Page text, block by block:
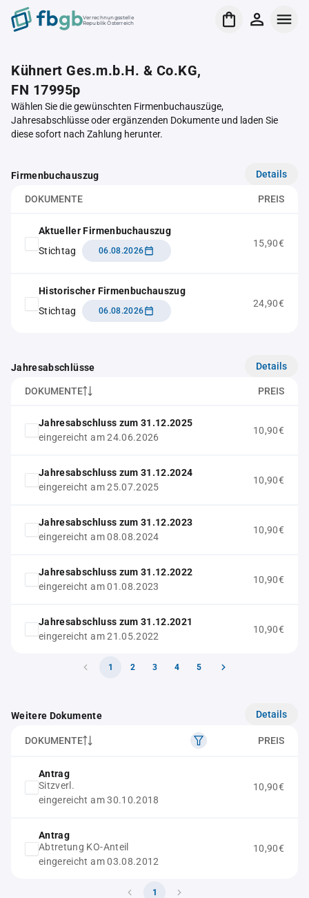
Verrechnungsstelle
Republik Österreich
Kühnert Ges.m.b.H. & Co.KG,
FN 17995p
Wählen Sie die gewünschten Firmenbuchauszüge,
Jahresabschlüsse oder ergänzenden Dokumente und laden Sie
diese sofort nach Zahlung herunter.
Firmenbuchauszug Details
DOKUMENTE PREIS
Aktueller Firmenbuchauszug
Stichtag
06.08.2026
15,90€
Historischer Firmenbuchauszug
Stichtag
06.08.2026
24,90€
Jahresabschlüsse Details
DOKUMENTE PREIS
Jahresabschluss zum 31.12.2025
eingereicht am 24.06.2026
10,90€
Jahresabschluss zum 31.12.2024
eingereicht am 25.07.2025
10,90€
Jahresabschluss zum 31.12.2023
eingereicht am 08.08.2024
10,90€
Jahresabschluss zum 31.12.2022
eingereicht am 01.08.2023
10,90€
Jahresabschluss zum 31.12.2021
eingereicht am 21.05.2022
10,90€
1 2 3 4 5
Weitere Dokumente Details
DOKUMENTE PREIS
Antrag
Sitzverl.
eingereicht am 30.10.2018
10,90€
Antrag
Abtretung KO-Anteil
eingereicht am 03.08.2012
10,90€
1